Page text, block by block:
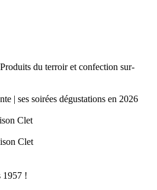
du terroir et confection sur-
| ses soirées dégustations en 2026
Clet
Clet
1957 !